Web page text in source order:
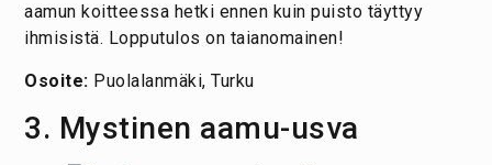
aamun koitteessa hetki ennen kuin puisto täyttyy
ihmisistä. Lopputulos on taianomainen!
Osoite: Puolalanmäki, Turku
3. Mystinen aamu-usva